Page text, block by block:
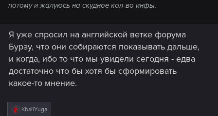
потому и жалуюсь на скудное кол-во инфы.
Я уже спросил на английской ветке форума
Бурзу, что они собираются показывать дальше,
и когда, ибо то что мы увидели сегодня - едва
достаточно что бы хотя бы сформировать
какое-то мнение.
R
KhaliYuga